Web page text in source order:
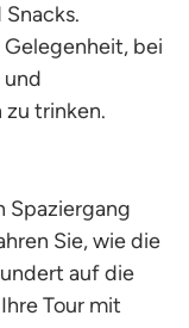
bei
zu trinken.
Spaziergang
Sie, wie die
auf die
Tour mit